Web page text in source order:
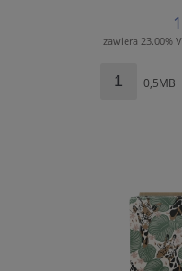
zawiera 23.00%
0,5MB